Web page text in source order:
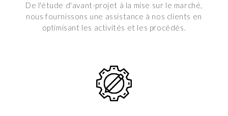
De l'étude d'avant-projet à la mise sur le marché,
nous fournissons une assistance à nos clients en
optimisant les activités et les procédés.